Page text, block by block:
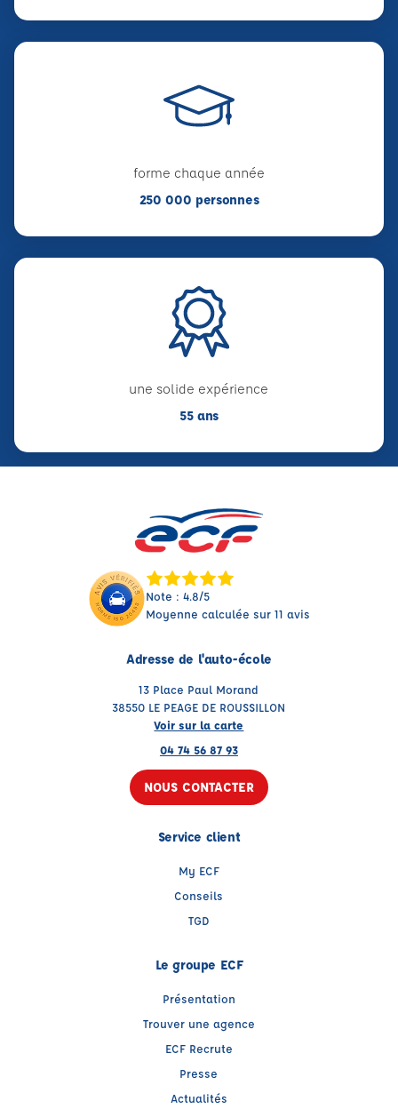
forme chaque année
250 000 personnes
une solide expérience
55 ans
Note : 4.8/5
Moyenne calculée sur 11 avis
Adresse de l'auto-école
13 Place Paul Morand
38550 LE PEAGE DE ROUSSILLON
Voir sur la carte
04 74 56 87 93
NOUS CONTACTER
Service client
My ECF
Conseils
TGD
Le groupe ECF
Présentation
Trouver une agence
ECF Recrute
Presse
Actualités